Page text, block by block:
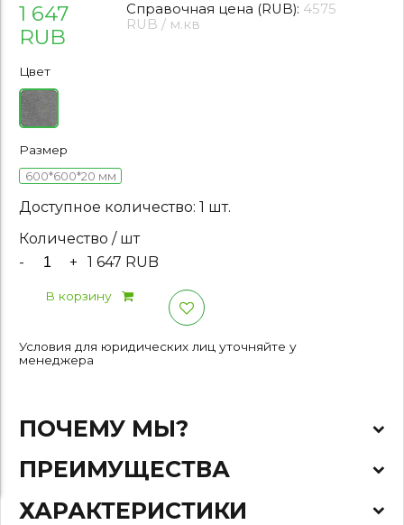
1 647
RUB
Справочная цена (RUB): 4575
RUB / м.кв
Цвет
Размер
600*600*20 мм
Доступное количество: 1 шт.
Количество / шт
-
+ 1 647 RUB
В корзину
Условия для юридических лиц уточняйте у
менеджера
ПОЧЕМУ МЫ?
ПРЕИМУЩЕСТВА
ХАРАКТЕРИСТИКИ